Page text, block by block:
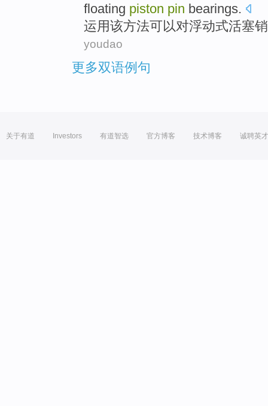
floating piston pin bearings.
运用该方法可以对浮动式活塞销
youdao
更多双语例句
关于有道 Investors 有道智选 官方博客 技术博客 诚聘英才